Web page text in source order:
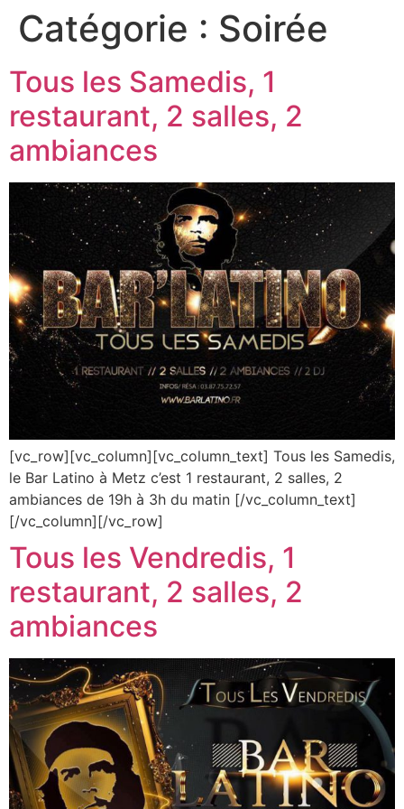
Catégorie : Soirée
Tous les Samedis, 1
restaurant, 2 salles, 2
ambiances
[vc_row][vc_column][vc_column_text] Tous les Samedis,
le Bar Latino à Metz c’est 1 restaurant, 2 salles, 2
ambiances de 19h à 3h du matin [/vc_column_text]
[/vc_column][/vc_row]
Tous les Vendredis, 1
restaurant, 2 salles, 2
ambiances